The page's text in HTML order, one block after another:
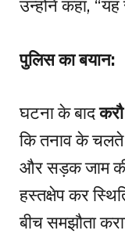
उन्होंने कहा,
पुलिस का बयान:
घटना के बाद
कि तनाव के चलते
और सड़क जाम
हस्तक्षेप कर
बीच समझौता